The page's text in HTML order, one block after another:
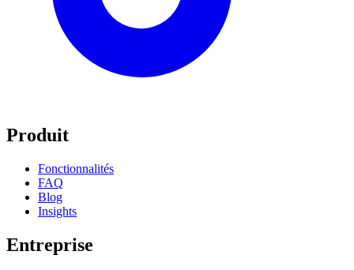
Produit
Fonctionnalités
FAQ
Blog
Insights
Entreprise